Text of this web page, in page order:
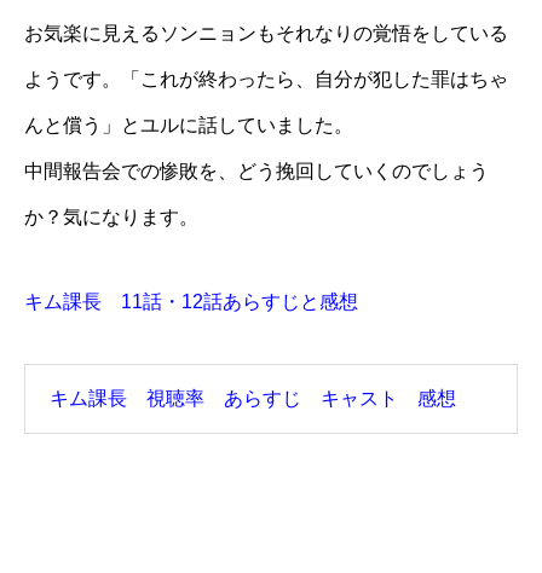
お気楽に見えるソンニョンもそれなりの覚悟をしている
ようです。「これが終わったら、自分が犯した罪はちゃ
んと償う」とユルに話していました。
中間報告会での惨敗を、どう挽回していくのでしょう
か？気になります。
キム課長 11話・12話あらすじと感想
キム課長 視聴率 あらすじ キャスト 感想